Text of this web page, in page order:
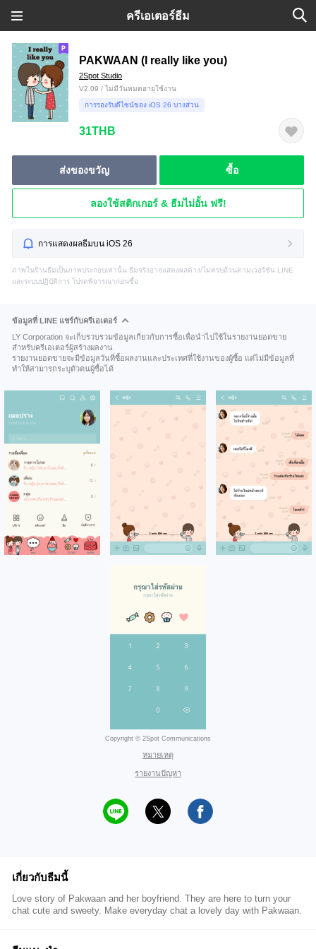
ครีเอเตอร์ธีม
PAKWAAN (I really like you)
2Spot Studio
V2.09 / ไม่มีวันหมดอายุใช้งาน
การรองรับดีไซน์ของ iOS 26 บางส่วน
31THB
ส่งของขวัญ ซื้อ
ลองใช้สติกเกอร์ & ธีมไม่อั้น ฟรี!
การแสดงผลธีมบน iOS 26
ภาพในร้านธีมเป็นภาพประกอบเท่านั้น ธีมจริงอาจแสดงผลต่าง/ไม่ครบถ้วนตามเวอร์ชัน LINE
และระบบปฏิบัติการ โปรดพิจารณาก่อนซื้อ
ข้อมูลที่ LINE แชร์กับครีเอเตอร์
LY Corporation จะเก็บรวบรวมข้อมูลเกี่ยวกับการซื้อเพื่อนำไปใช้ในรายงานยอดขาย
สำหรับครีเอเตอร์ผู้สร้างผลงาน
รายงานยอดขายจะมีข้อมูลวันที่ซื้อผลงานและประเทศที่ใช้งานของผู้ซื้อ แต่ไม่มีข้อมูลที่
ทำให้สามารถระบุตัวตนผู้ซื้อได้
Copyright © 2Spot Communications
หมายเหตุ
รายงานปัญหา
เกี่ยวกับธีมนี้
Love story of Pakwaan and her boyfriend. They are here to turn your
chat cute and sweety. Make everyday chat a lovely day with Pakwaan.